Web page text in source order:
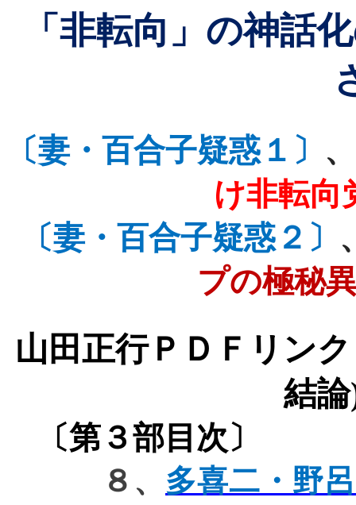
「非転向」の神話
〔妻・百合子疑惑１〕
け非転向
〔妻・百合子疑惑２〕
プの極秘
山田正行ＰＤＦリン
結論
〔第３部目次〕
８、 多喜二・野